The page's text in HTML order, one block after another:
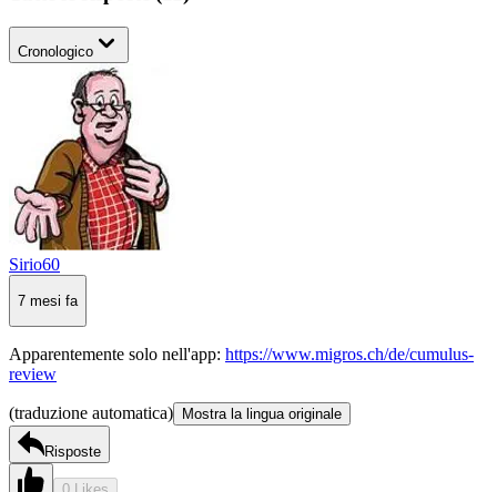
Cronologico
Sirio60
7 mesi fa
Apparentemente solo nell'app: https://www.migros.ch/de/cumulus-
review
(traduzione automatica) Mostra la lingua originale
Risposte